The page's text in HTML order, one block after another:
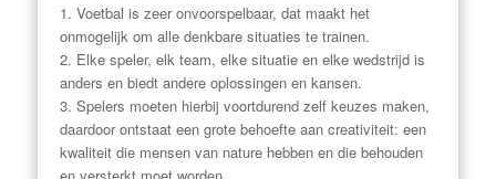
1. Voetbal is zeer onvoorspelbaar, dat maakt het
onmogelijk om alle denkbare situaties te trainen.
2. Elke speler, elk team, elke situatie en elke wedstrijd is
anders en biedt andere oplossingen en kansen.
3. Spelers moeten hierbij voortdurend zelf keuzes maken,
daardoor ontstaat een grote behoefte aan creativiteit: een
kwaliteit die mensen van nature hebben en die behouden